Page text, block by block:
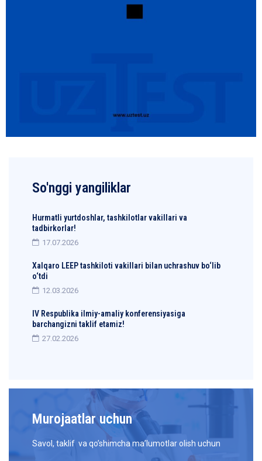
So'nggi yangiliklar
Hurmatli yurtdoshlar, tashkilotlar vakillari va
tadbirkorlar!
17.07.2026
Xalqaro LEEP tashkiloti vakillari bilan uchrashuv bo‘lib
o‘tdi
12.03.2026
IV Respublika ilmiy-amaliy konferensiyasiga
barchangizni taklif etamiz!
27.02.2026
Murojaatlar uchun
Savol, taklif va qo’shimcha ma’lumotlar olish uchun